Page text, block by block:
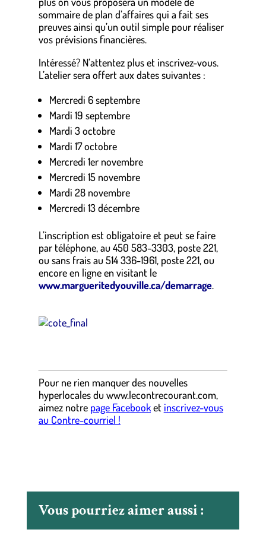
sommaire de plan d’affaires qui a fait ses
preuves ainsi qu’un outil simple pour réaliser
vos prévisions financières.
Intéressé? N’attentez plus et inscrivez-vous.
L’atelier sera offert aux dates suivantes :
Mercredi 6 septembre
Mardi 19 septembre
Mardi 3 octobre
Mardi 17 octobre
Mercredi 1er novembre
Mercredi 15 novembre
Mardi 28 novembre
Mercredi 13 décembre
L’inscription est obligatoire et peut se faire
par téléphone, au 450 583-3303, poste 221,
ou sans frais au 514 336-1961, poste 221, ou
encore en ligne en visitant le
www.margueritedyouville.ca/demarrage.
Pour ne rien manquer des nouvelles
hyperlocalesdu www.lecontrecourant.com,
aimez notre page Facebooket inscrivez-vous
au Contre-courriel !
Vous pourriez aimer aussi :